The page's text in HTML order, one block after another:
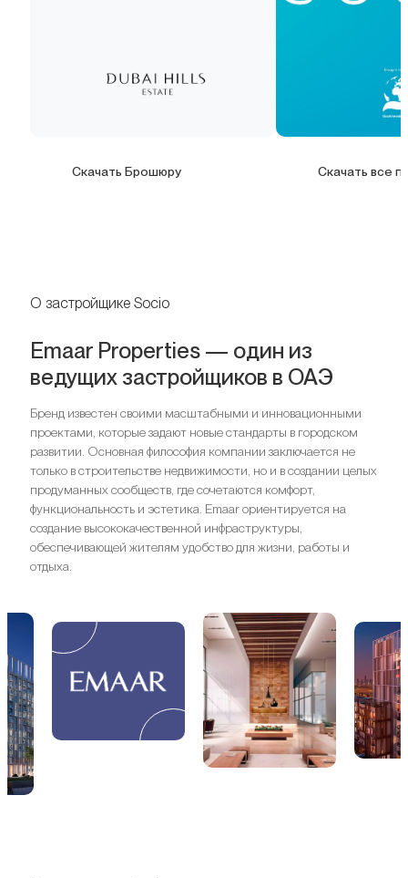
Скачать Брошюру Скачать все
О застройщике Socio
Emaar Properties — один из
ведущих застройщиков в ОАЭ
Бренд известен своими масштабными и инновационными
проектами, которые задают новые стандарты в городском
развитии. Основная философия компании заключается не
только в строительстве недвижимости, но и в создании целых
продуманных сообществ, где сочетаются комфорт,
функциональность и эстетика. Emaar ориентируется на
создание высококачественной инфраструктуры,
обеспечивающей жителям удобство для жизни, работы и
отдыха.